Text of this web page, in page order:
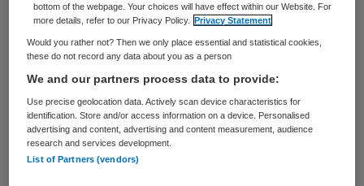
Centrum voor kinderoncologie deed
Bernadette Jeremiasse een bijzondere
ontdekking. De 33-jarige arts werkte aan
haar promotieonderzoek toen ze bijna in
botsing kwam met een kindje dat op een
fiets probeerde te rijden, met een
infuuspaal naast zich en een ouder die
bottom of the webpage. Your choices will have effect within our Website. For
more details, refer to our Privacy Policy.
Privacy Statement
Would you rather not? Then we only place essential and statistical cookies,
these do not record any data about you as a person
We and our partners process data to provide:
Use precise geolocation data. Actively scan device characteristics for
identification. Store and/or access information on a device. Personalised
advertising and content, advertising and content measurement, audience
research and services development.
List of Partners (vendors)